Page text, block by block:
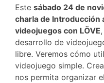
Estesábado 24 de
charla de Introducción
videojuegos con LÖVE
desarrollo de
libre. Veremos cómo
videojuego simple.
nos permita organizar